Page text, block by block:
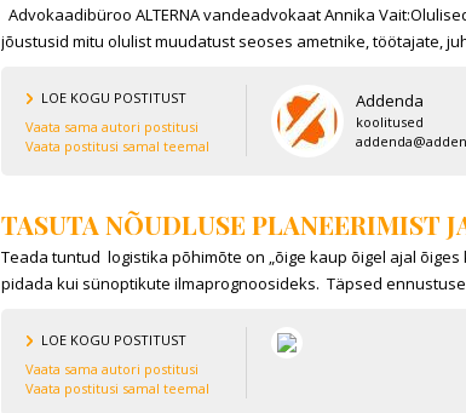
Advokaadibüroo ALTERNA vandeadvokaat Annika
jõustusid mitu olulist muudatust seoses ametnike, töötajate,
LOE KOGU POSTITUST
Vaata sama autori postitusi
Vaata postitusi samal teemal
Addenda
koolitused
TASUTA NÕUDLUSE PLANEERIMIST
Teada tuntud logistika põhimõte on „õige kaup õigel ajal
pidada kui sünoptikute ilmaprognoosideks. Täpsed
LOE KOGU POSTITUST
Vaata sama autori postitusi
Vaata postitusi samal teemal